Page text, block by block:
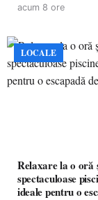
acum 8 ore
LOCALE
Relaxare la o oră
spectaculoase
ideale pentru o